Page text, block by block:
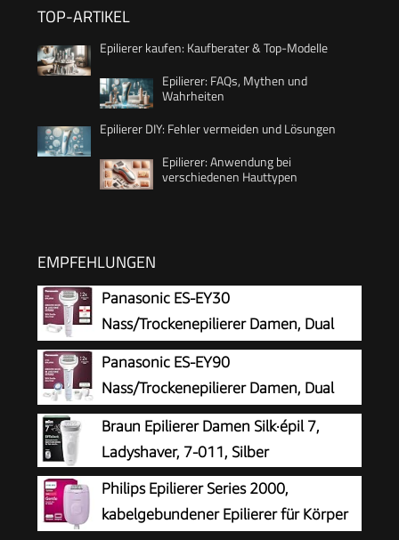
TOP-ARTIKEL
Epilierer kaufen: Kaufberater & Top-Modelle
Epilierer: FAQs, Mythen und
Wahrheiten
Epilierer DIY: Fehler vermeiden und Lösungen
Epilierer: Anwendung bei
verschiedenen Hauttypen
EMPFEHLUNGEN
Panasonic ES-EY30
Nass/Trockenepilierer Damen, Dual
Disc mit 60 Pinzetten, 90°
schwenkbarer Kopf, 3 Geschwindigkeiten & LED-
Licht, 30 Min. Betrieb, kabellos, Haarentferner.
Panasonic ES-EY90
Nass/Trockenepilierer Damen, Dual
Disc mit 60 Pinzetten, 90°
schwenkbarer Kopf, 3 Geschwindigkeiten & LED-
Licht, 30 Min. Betrieb, kabellos, Haarentferner,
Scher- und Fußpflegekopf
Braun Epilierer Damen Silk·épil 7,
Ladyshaver, 7-011, Silber
Philips Epilierer Series 2000,
kabelgebundener Epilierer für Körper